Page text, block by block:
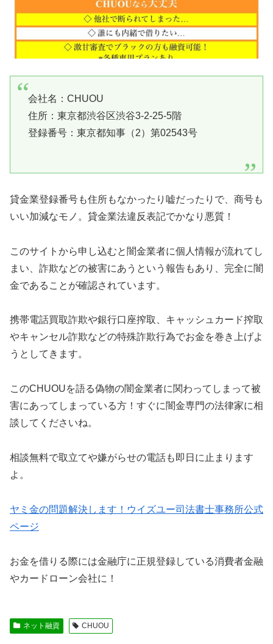
会社名： CHUOU
住所：東京都渋谷区渋谷3-2-25-5階
登録番号：東京都知事（2）第02543号
貸金業登録番号も住所もなかったり嘘だったりで、商号も
いい加減なモノ。貸金業法違反表記でかなり悪質！
このサイトから申し込むと闇金業者に個人情報が流れてし
まい、詐欺などの被害にあうという報告もあり、完全に闇
金であることが確認されています。
携帯電話買取詐欺や銀行口座搾取、キャッシュカード搾取
やキャンセル詐欺などの特殊詐欺行為でお金を巻き上げよ
うとしてきます。
このCHUOUを語る偽物の闇金業者に関わってしまって被
害にあってしまっている方！すぐに闇金専門の法律家に相
談してくださいね。
相談無料で取立てや嫌がらせの電話も即日に止まります
よ。
ヤミ金の問題解決します！ウイズユー司法書士事務所公式
ページ
お金を借りる際には金融庁に正規登録している消費者金融
やカードローン会社に！
ネット融資 CHUOU